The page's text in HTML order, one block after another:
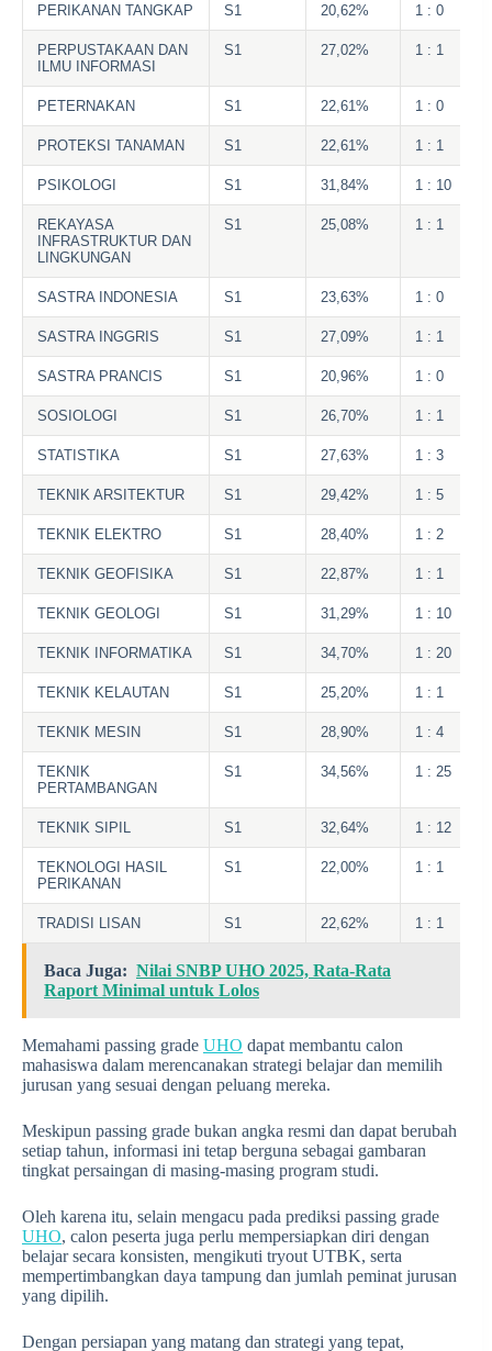
PERIKANAN TANGKAP S1 20,62% 1 : 0
PERPUSTAKAAN DAN
ILMU INFORMASI
S1 27,02% 1 : 1
PETERNAKAN S1 22,61% 1 : 0
PROTEKSI TANAMAN S1 22,61% 1 : 1
PSIKOLOGI S1 31,84% 1 : 10
REKAYASA
INFRASTRUKTUR DAN
LINGKUNGAN
S1 25,08% 1 : 1
SASTRA INDONESIA S1 23,63% 1 : 0
SASTRA INGGRIS S1 27,09% 1 : 1
SASTRA PRANCIS S1 20,96% 1 : 0
SOSIOLOGI S1 26,70% 1 : 1
STATISTIKA S1 27,63% 1 : 3
TEKNIK ARSITEKTUR S1 29,42% 1 : 5
TEKNIK ELEKTRO S1 28,40% 1 : 2
TEKNIK GEOFISIKA S1 22,87% 1 : 1
TEKNIK GEOLOGI S1 31,29% 1 : 10
TEKNIK INFORMATIKA S1 34,70% 1 : 20
TEKNIK KELAUTAN S1 25,20% 1 : 1
TEKNIK MESIN S1 28,90% 1 : 4
TEKNIK
PERTAMBANGAN
S1 34,56% 1 : 25
TEKNIK SIPIL S1 32,64% 1 : 12
TEKNOLOGI HASIL
PERIKANAN
S1 22,00% 1 : 1
TRADISI LISAN S1 22,62% 1 : 1
Baca Juga: Nilai SNBP UHO 2025, Rata-Rata
Raport Minimal untuk Lolos
Memahami passing grade UHO dapat membantu calon
mahasiswa dalam merencanakan strategi belajar dan memilih
jurusan yang sesuai dengan peluang mereka.
Meskipun passing grade bukan angka resmi dan dapat berubah
setiap tahun, informasi ini tetap berguna sebagai gambaran
tingkat persaingan di masing-masing program studi.
Oleh karena itu, selain mengacu pada prediksi passing grade
UHO, calon peserta juga perlu mempersiapkan diri dengan
belajar secara konsisten, mengikuti tryout UTBK, serta
mempertimbangkan daya tampung dan jumlah peminat jurusan
yang dipilih.
Dengan persiapan yang matang dan strategi yang tepat,